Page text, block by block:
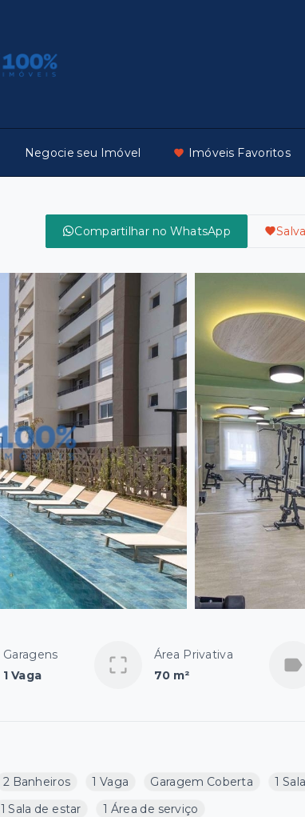
Negocie seu Imóvel Imóveis Favoritos
Compartilhar no WhatsApp
Garagens
1 Vaga
Área Privativa
70 m²
2 Banheiros 1 Vaga Garagem Coberta 1
1 Sala de estar 1 Área de serviço